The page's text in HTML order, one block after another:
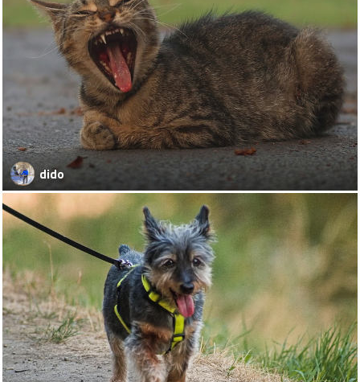
dido